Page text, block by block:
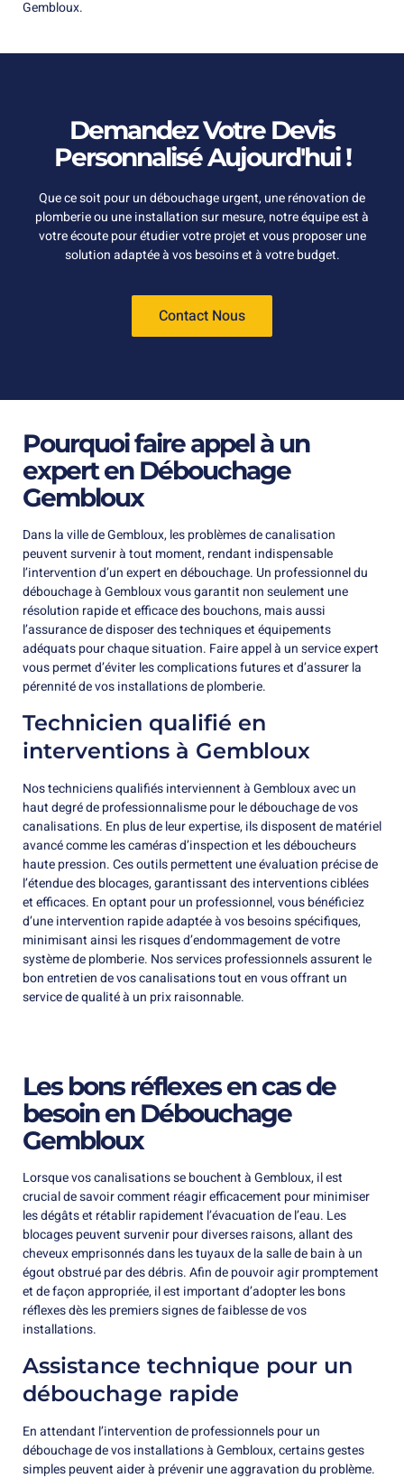
Gembloux.
Demandez Votre Devis
Personnalisé Aujourd'hui !
Que ce soit pour un débouchage urgent, une rénovation de
plomberie ou une installation sur mesure, notre équipe est à
votre écoute pour étudier votre projet et vous proposer une
solution adaptée à vos besoins et à votre budget.
Contact Nous
Pourquoi faire appel à un
expert en Débouchage
Gembloux
Dans la ville de Gembloux, les problèmes de canalisation
peuvent survenir à tout moment, rendant indispensable
l’intervention d’un expert en débouchage. Un professionnel du
débouchage à Gembloux vous garantit non seulement une
résolution rapide et efficace des bouchons, mais aussi
l’assurance de disposer des techniques et équipements
adéquats pour chaque situation. Faire appel à un service expert
vous permet d’éviter les complications futures et d’assurer la
pérennité de vos installations de plomberie.
Technicien qualifié en
interventions à Gembloux
Nos techniciens qualifiés interviennent à Gembloux avec un
haut degré de professionnalisme pour le débouchage de vos
canalisations. En plus de leur expertise, ils disposent de matériel
avancé comme les caméras d’inspection et les déboucheurs
haute pression. Ces outils permettent une évaluation précise de
l’étendue des blocages, garantissant des interventions ciblées
et efficaces. En optant pour un professionnel, vous bénéficiez
d’une intervention rapide adaptée à vos besoins spécifiques,
minimisant ainsi les risques d’endommagement de votre
système de plomberie. Nos services professionnels assurent le
bon entretien de vos canalisations tout en vous offrant un
service de qualité à un prix raisonnable.
Les bons réflexes en cas de
besoin en Débouchage
Gembloux
Lorsque vos canalisations se bouchent à Gembloux, il est
crucial de savoir comment réagir efficacement pour minimiser
les dégâts et rétablir rapidement l’évacuation de l’eau. Les
blocages peuvent survenir pour diverses raisons, allant des
cheveux emprisonnés dans les tuyaux de la salle de bain à un
égout obstrué par des débris. Afin de pouvoir agir promptement
et de façon appropriée, il est important d’adopter les bons
réflexes dès les premiers signes de faiblesse de vos
installations.
Assistance technique pour un
débouchage rapide
En attendant l’intervention de professionnels pour un
débouchage de vos installations à Gembloux, certains gestes
simples peuvent aider à prévenir une aggravation du problème.